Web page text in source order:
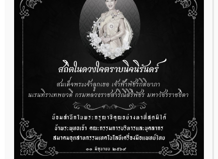
22 กรกฎาคม 2026
กองควบคุมเครื่องมือแพทย์ เปิดรับฟังความคิดเห็นหลักการยกร่าง
กฎหมาย จำนวน 3 ฉบับ ผ่านระบบกลางทางกฎหมาย
22 กรกฎาคม 2026
การโฆษณาเครื่องมือแพทย์แบบใดที่ได้รับการยกเว้นไม่ต้องขออนุญาต
14 กรกฎาคม 2026